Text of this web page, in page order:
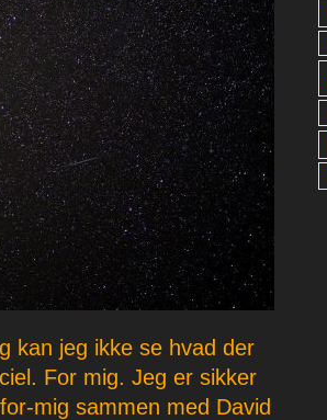
kan jeg ikke se hvad der
For mig. Jeg er sikker
mig sammen med David